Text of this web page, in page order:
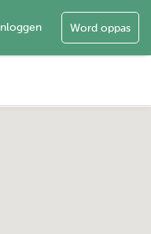
Inloggen Word oppas